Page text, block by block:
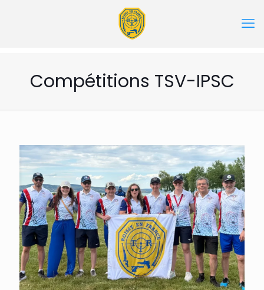
Compétitions TSV-IPSC